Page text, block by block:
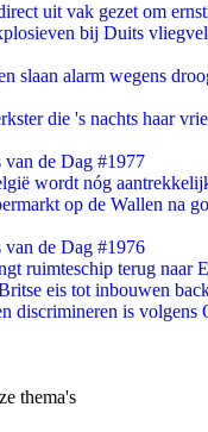
uit vak gezet om
bij Duits
slaan alarm wegens
die 's nachts haar
van de Dag #1977
wordt nóg
op de Wallen na
van de Dag #1976
ruimteschip terug naar
eis tot inbouwen
discrimineren is volgens
thema's